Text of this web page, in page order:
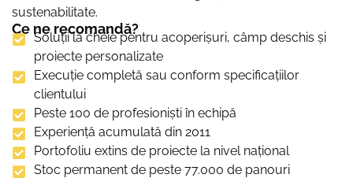
sustenabilitate.
Ce ne recomandă?
Soluții la cheie pentru acoperișuri, câmp deschis și
proiecte personalizate
Execuție completă sau conform specificațiilor
clientului
Peste 100 de profesioniști în echipă
Experiență acumulată din 2011
Portofoliu extins de proiecte la nivel național
Stoc permanent de peste 77.000 de panouri